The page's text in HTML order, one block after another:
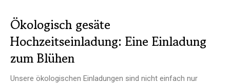
Ökologisch gesäte
Hochzeitseinladung: Eine Einladung
zum Blühen
Unsere ökologischen Einladungen sind nicht einfach nur